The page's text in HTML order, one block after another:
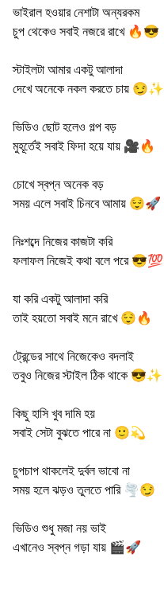
ভাইরাল হওয়ার নেশাটা অন্যরকম
চুপ থেকেও সবাই নজরে রাখে 🔥😎
স্টাইলটা আমার একটু আলাদা
দেখে অনেকে নকল করতে চায় 😏✨
ভিডিও ছোট হলেও গল্প বড়
মুহূর্তেই সবাই ফিদা হয়ে যায় 🎥🔥
চোখে স্বপ্ন অনেক বড়
সময় এলে সবাই চিনবে আমায় 😌🚀
নিঃশব্দে নিজের কাজটা করি
ফলাফল নিজেই কথা বলে পরে 😎💯
যা করি একটু আলাদা করি
তাই হয়তো সবাই মনে রাখে 😌🔥
ট্রেন্ডের সাথে নিজেকেও বদলাই
তবুও নিজের স্টাইল ঠিক থাকে 😎✨
কিছু হাসি খুব দামি হয়
সবাই সেটা বুঝতে পারে না 🙂💫
চুপচাপ থাকলেই দুর্বল ভাবো না
সময় হলে ঝড়ও তুলতে পারি 🌪️😏
ভিডিও শুধু মজা নয় ভাই
এখানেও স্বপ্ন গড়া যায় 🎬🚀